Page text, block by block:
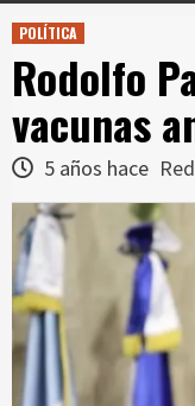
POLÍTICA
Rodolfo
vacunas
5 años hace